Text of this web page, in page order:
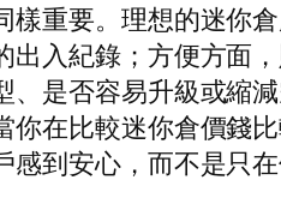
重要。理想的迷你
入紀錄；方便方面
是否容易升級或縮
在比較迷你倉價錢
到安心，而不是只